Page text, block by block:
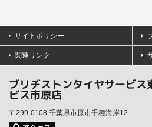
サイトポリシー
関連リンク
ブリヂストンタイヤサービ
ビス市原店
〒299-0108 千葉県市原市千種海岸12